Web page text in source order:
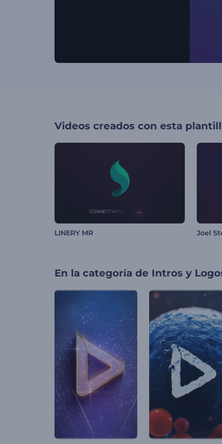
Videos creados con esta
LINERY MR Joel
En la categoría de Intros y